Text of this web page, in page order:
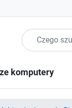
Szukaj
komputery